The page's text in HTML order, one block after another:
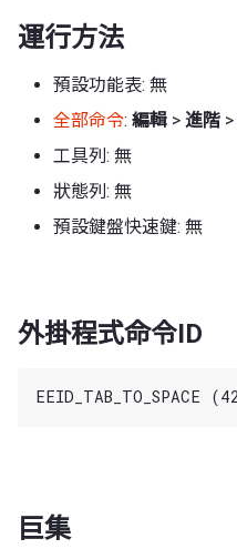
運行方法
預設功能表: 無
全部命令: 編輯 > 進階 >
工具列: 無
狀態列: 無
預設鍵盤快速鍵: 無
外掛程式命令ID
巨集